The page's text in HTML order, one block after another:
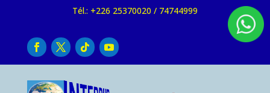
Tél.: +226 25370020 / 74744999